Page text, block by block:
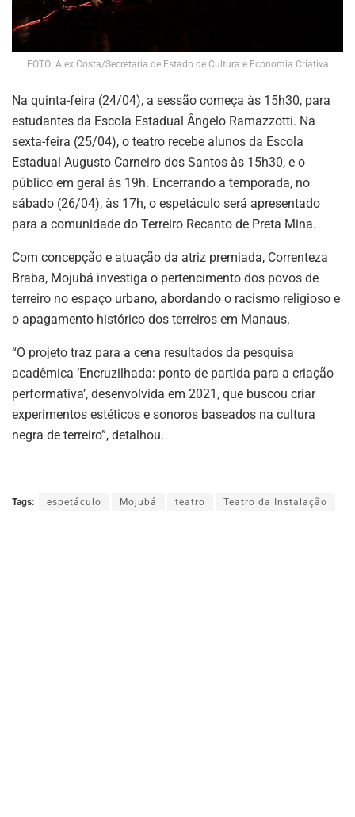
FOTO: Alex Costa/Secretaria de Estado de Cultura e Economia Criativa
Na quinta-feira (24/04), a sessão começa às 15h30, para
estudantes da Escola Estadual Ângelo Ramazzotti. Na
sexta-feira (25/04), o teatro recebe alunos da Escola
Estadual Augusto Carneiro dos Santos às 15h30, e o
público em geral às 19h. Encerrando a temporada, no
sábado (26/04), às 17h, o espetáculo será apresentado
para a comunidade do Terreiro Recanto de Preta Mina.
Com concepção e atuação da atriz premiada, Correnteza
Braba, Mojubá investiga o pertencimento dos povos de
terreiro no espaço urbano, abordando o racismo religioso e
o apagamento histórico dos terreiros em Manaus.
“O projeto traz para a cena resultados da pesquisa
acadêmica ‘Encruzilhada: ponto de partida para a criação
performativa’, desenvolvida em 2021, que buscou criar
experimentos estéticos e sonoros baseados na cultura
negra de terreiro”, detalhou.
Tags: espetáculo Mojubá teatro Teatro da Instalação